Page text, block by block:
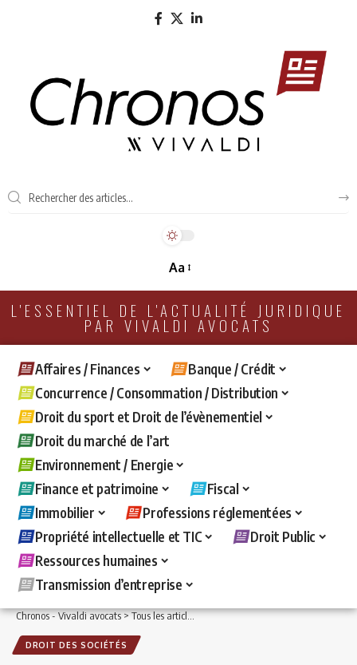
Aa
L'ESSENTIEL DE L'ACTUALITÉ JURIDIQUE
PAR VIVALDI AVOCATS
Affaires / Finances
Banque / Crédit
Concurrence / Consommation / Distribution
Droit du sport et Droit de l’évènementiel
Droit du marché de l’art
Environnement / Energie
Finance et patrimoine
Fiscal
Immobilier
Professions réglementées
Propriété intellectuelle et TIC
Droit Public
Ressources humaines
Transmission d’entreprise
Chronos - Vivaldi avocats>Tous les articles >Affaires / Finances>Droit des
DROIT DES SOCIÉTÉS